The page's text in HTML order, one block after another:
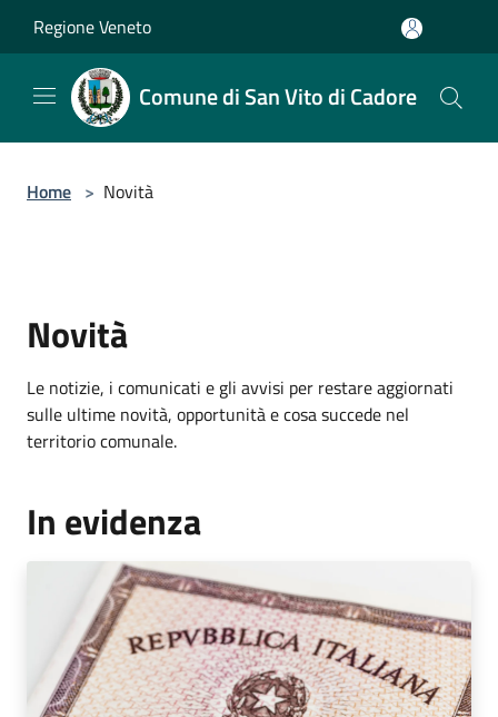
Regione Veneto
Comune di San Vito di Cadore
Home > Novità
Novità
Le notizie, i comunicati e gli avvisi per restare aggiornati
sulle ultime novità, opportunità e cosa succede nel
territorio comunale.
In evidenza